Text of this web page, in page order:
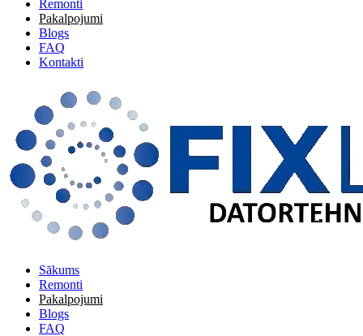
Remonti
Pakalpojumi
Blogs
FAQ
Kontakti
Sākums
Remonti
Pakalpojumi
Blogs
FAQ